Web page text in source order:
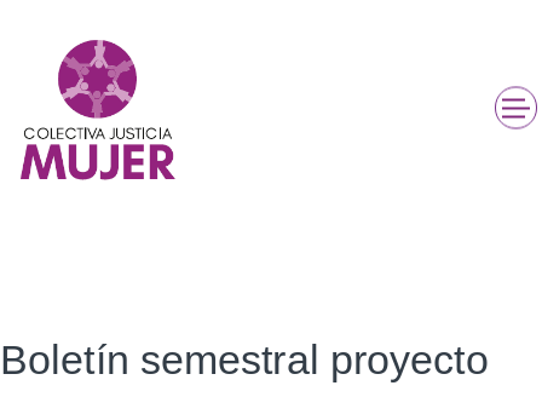
Boletín semestral proyecto